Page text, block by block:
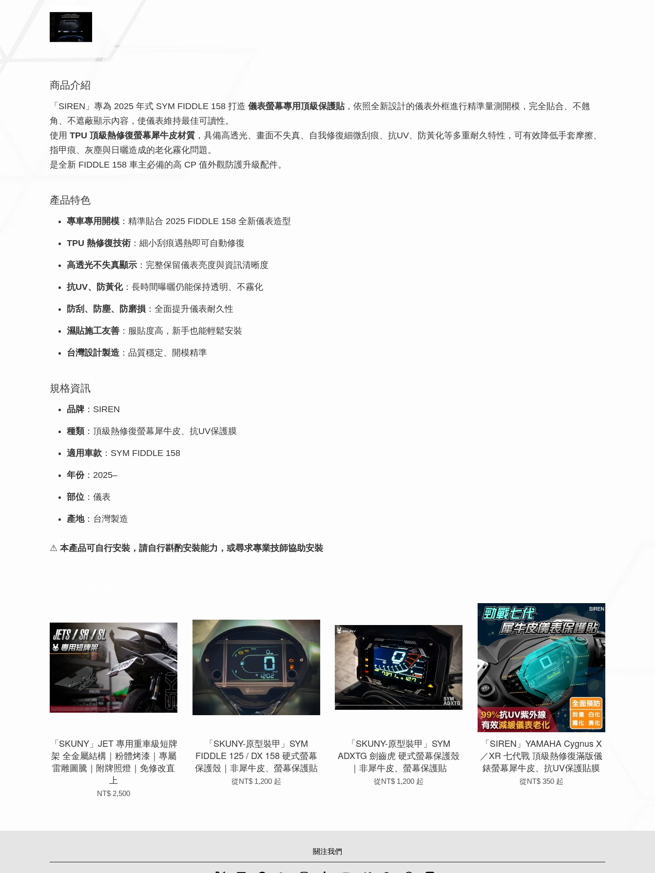
商品介紹
「SIREN」專為 2025 年式 SYM FIDDLE 158 打造 儀表螢幕專用頂級保護貼，依照全新設計的儀表外框進行精準量測開模，完全貼合、不翹
角、不遮蔽顯示內容，使儀表維持最佳可讀性。
使用 TPU 頂級熱修復螢幕犀牛皮材質 ，具備高透光、畫面不失真、自我修復細微刮痕、抗UV、防黃化等多重耐久特性，可有效降低手套摩擦、
指甲痕、灰塵與日曬造成的老化霧化問題。
是全新 FIDDLE 158 車主必備的高 CP 值外觀防護升級配件。
產品特色
專車專用開模 ：精準貼合 2025 FIDDLE 158 全新儀表造型
TPU 熱修復技術：細小刮痕遇熱即可自動修復
高透光不失真顯示 ：完整保留儀表亮度與資訊清晰度
抗UV、防黃化：長時間曝曬仍能保持透明、不霧化
防刮、防塵、防磨損 ：全面提升儀表耐久性
濕貼施工友善 ：服貼度高，新手也能輕鬆安裝
台灣設計製造 ：品質穩定、開模精準
規格資訊
品牌 ：SIREN
種類 ：頂級熱修復螢幕犀牛皮、抗UV保護膜
適用車款 ：SYM FIDDLE 158
年份：2025–
部位 ：儀表
產地：台灣製造
⚠ 本產品可自行安裝，請自行斟酌安裝能力，或尋求專業技師協助安裝
「SKUNY」JET 專用重車級短牌
架 全金屬結構｜粉體烤漆｜專屬
雷雕圖騰｜附牌照燈｜免修改直
上
NT$ 2,500
「SKUNY-原型裝甲」SYM
FIDDLE 125 / DX 158 硬式螢幕
保護殼｜非犀牛皮、螢幕保護貼
從NT$ 1,200 起
「SKUNY-原型裝甲」SYM
ADXTG 劍齒虎 硬式螢幕保護殼
｜非犀牛皮、螢幕保護貼
從NT$ 1,200 起
「SIREN」YAMAHA Cygnus X
／XR 七代戰 頂級熱修復滿版儀
錶螢幕犀牛皮、抗UV保護貼膜
從NT$ 350 起
關注我們